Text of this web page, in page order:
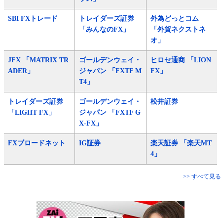
SBI FXトレード
トレイダーズ証券
「みんなのFX」
外為どっとコム
「外貨ネクストネ
オ」
JFX 「MATRIX TR
ADER」
ゴールデンウェイ・
ジャパン 「FXTF M
T4」
ヒロセ通商 「LION
FX」
トレイダーズ証券
「LIGHT FX」
ゴールデンウェイ・
ジャパン 「FXTF G
X-FX」
松井証券
FXブロードネット IG証券
楽天証券 「楽天MT
4」
>> すべて見る